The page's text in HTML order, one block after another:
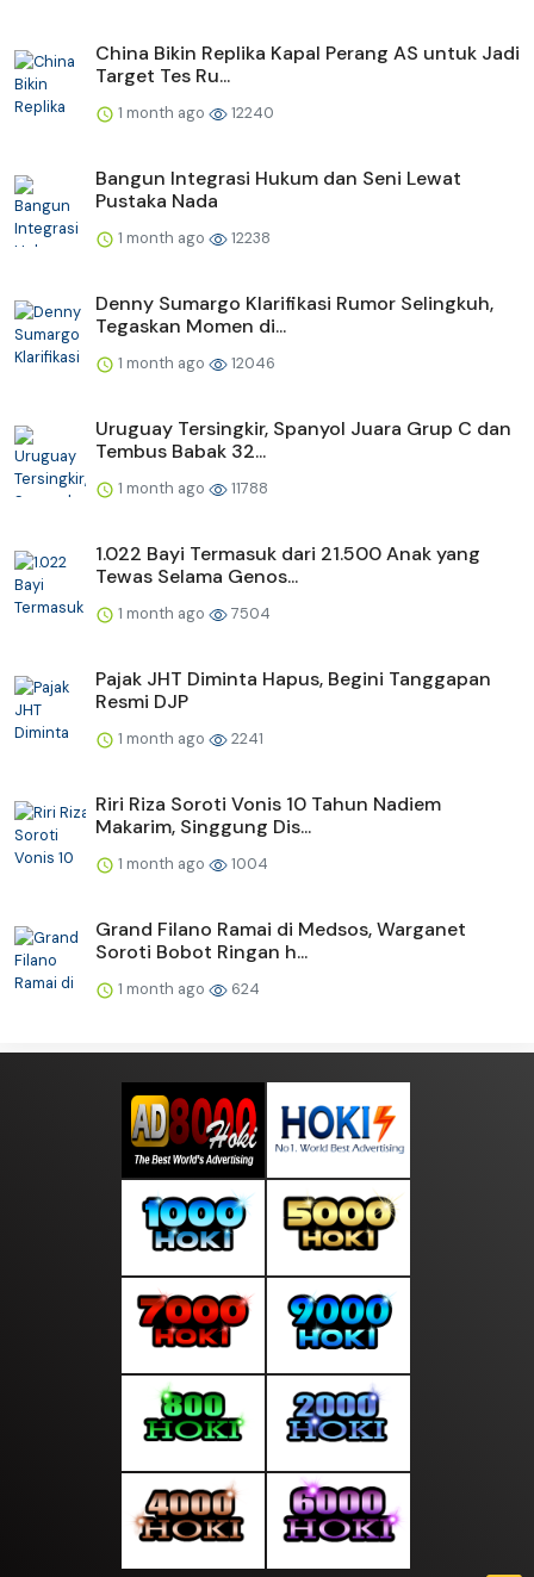
China Bikin Replika Kapal Perang AS untuk Jadi
Target Tes Ru...
1 month ago 12240
Bangun Integrasi Hukum dan Seni Lewat
Pustaka Nada
1 month ago 12238
Denny Sumargo Klarifikasi Rumor Selingkuh,
Tegaskan Momen di...
1 month ago 12046
Uruguay Tersingkir, Spanyol Juara Grup C dan
Tembus Babak 32...
1 month ago 11788
1.022 Bayi Termasuk dari 21.500 Anak yang
Tewas Selama Genos...
1 month ago 7504
Pajak JHT Diminta Hapus, Begini Tanggapan
Resmi DJP
1 month ago 2241
Riri Riza Soroti Vonis 10 Tahun Nadiem
Makarim, Singgung Dis...
1 month ago 1004
Grand Filano Ramai di Medsos, Warganet
Soroti Bobot Ringan h...
1 month ago 624